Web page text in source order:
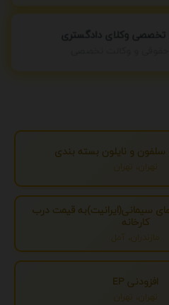
تخصصی وکلای دادگستری
و نایلون بسته بندی
تهران، تهران
سیمانی(ایرانیت)به قیمت درب
کارخانه
مازندران، آمل
افزودنی EP
تهران، تهران